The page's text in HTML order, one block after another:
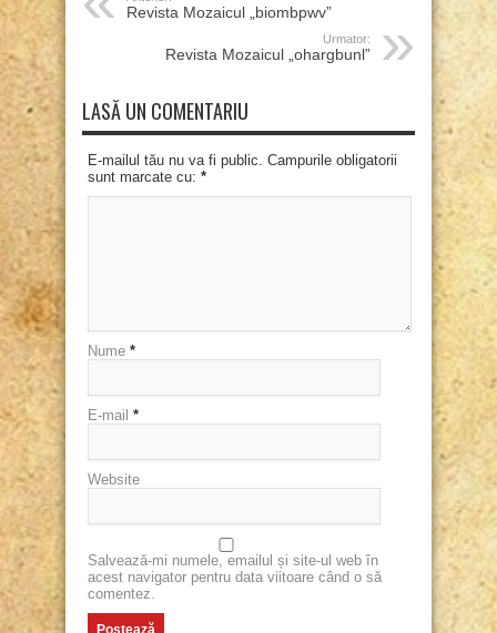
Revista Mozaicul „biombpwv”
Urmator:
Revista Mozaicul „ohargbunl”
LASĂ UN COMENTARIU
E-mailul tău nu va fi public. Campurile obligatorii
sunt marcate cu: *
Nume *
E-mail *
Website
Salvează-mi numele, emailul și site-ul web în
acest navigator pentru data viitoare când o să
comentez.